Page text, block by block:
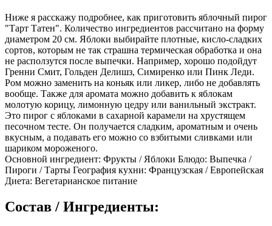
Ниже я расскажу подробнее, как приготовить яблочный пирог
"Тарт Татен". Количество ингредиентов рассчитано на форму
диаметром 20 см. Яблоки выбирайте плотные, кисло-сладких
сортов, которым не так страшна термическая обработка и она
не расползутся после выпечки. Например, хорошо подойдут
Гренни Смит, Гольден Делишз, Симиренко или Пинк Леди.
Ром можно заменить на коньяк или ликер, либо не добавлять
вообще. Также для аромата можно добавить к яблокам
молотую корицу, лимонную цедру или ванильный экстракт.
Это пирог с яблоками в сахарной карамели на хрустящем
песочном тесте. Он получается сладким, ароматным и очень
вкусным, а подавать его можно со взбитыми сливками или
шариком мороженого.
Основной ингредиент: Фрукты / Яблоки Блюдо: Выпечка /
Пироги / Тарты География кухни: Французская / Европейская
Диета: Вегетарианское питание
Состав / Ингредиенты: